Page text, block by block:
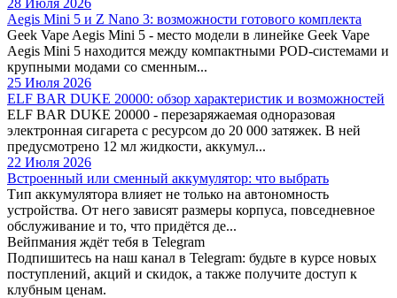
Aegis Mini 5 и Z Nano 3: возможности готового комплекта
Geek Vape Aegis Mini 5 - место модели в линейке Geek Vape
Aegis Mini 5 находится между компактными POD-системами и
крупными модами со сменным...
25 Июля 2026
ELF BAR DUKE 20000: обзор характеристик и возможностей
ELF BAR DUKE 20000 - перезаряжаемая одноразовая
электронная сигарета с ресурсом до 20 000 затяжек. В ней
предусмотрено 12 мл жидкости, аккумул...
22 Июля 2026
Встроенный или сменный аккумулятор: что выбрать
Тип аккумулятора влияет не только на автономность
устройства. От него зависят размеры корпуса, повседневное
обслуживание и то, что придётся де...
Вейпмания ждёт тебя в Telegram
Подпишитесь на наш канал в Telegram: будьте в курсе новых
поступлений, акций и скидок, а также получите доступ к
клубным ценам.